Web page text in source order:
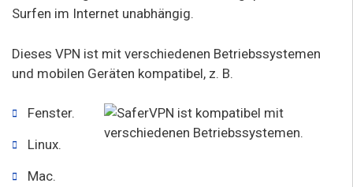
Surfen im Internet unabhängig.
Dieses VPN ist mit verschiedenen Betriebssystemen
und mobilen Geräten kompatibel, z. B.
Fenster.
Linux.
Mac.